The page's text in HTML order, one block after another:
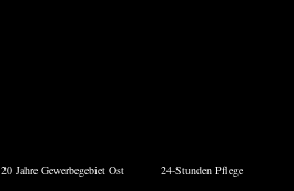
20 Jahre Gewerbegebiet Ost 24-Stunden Pflege